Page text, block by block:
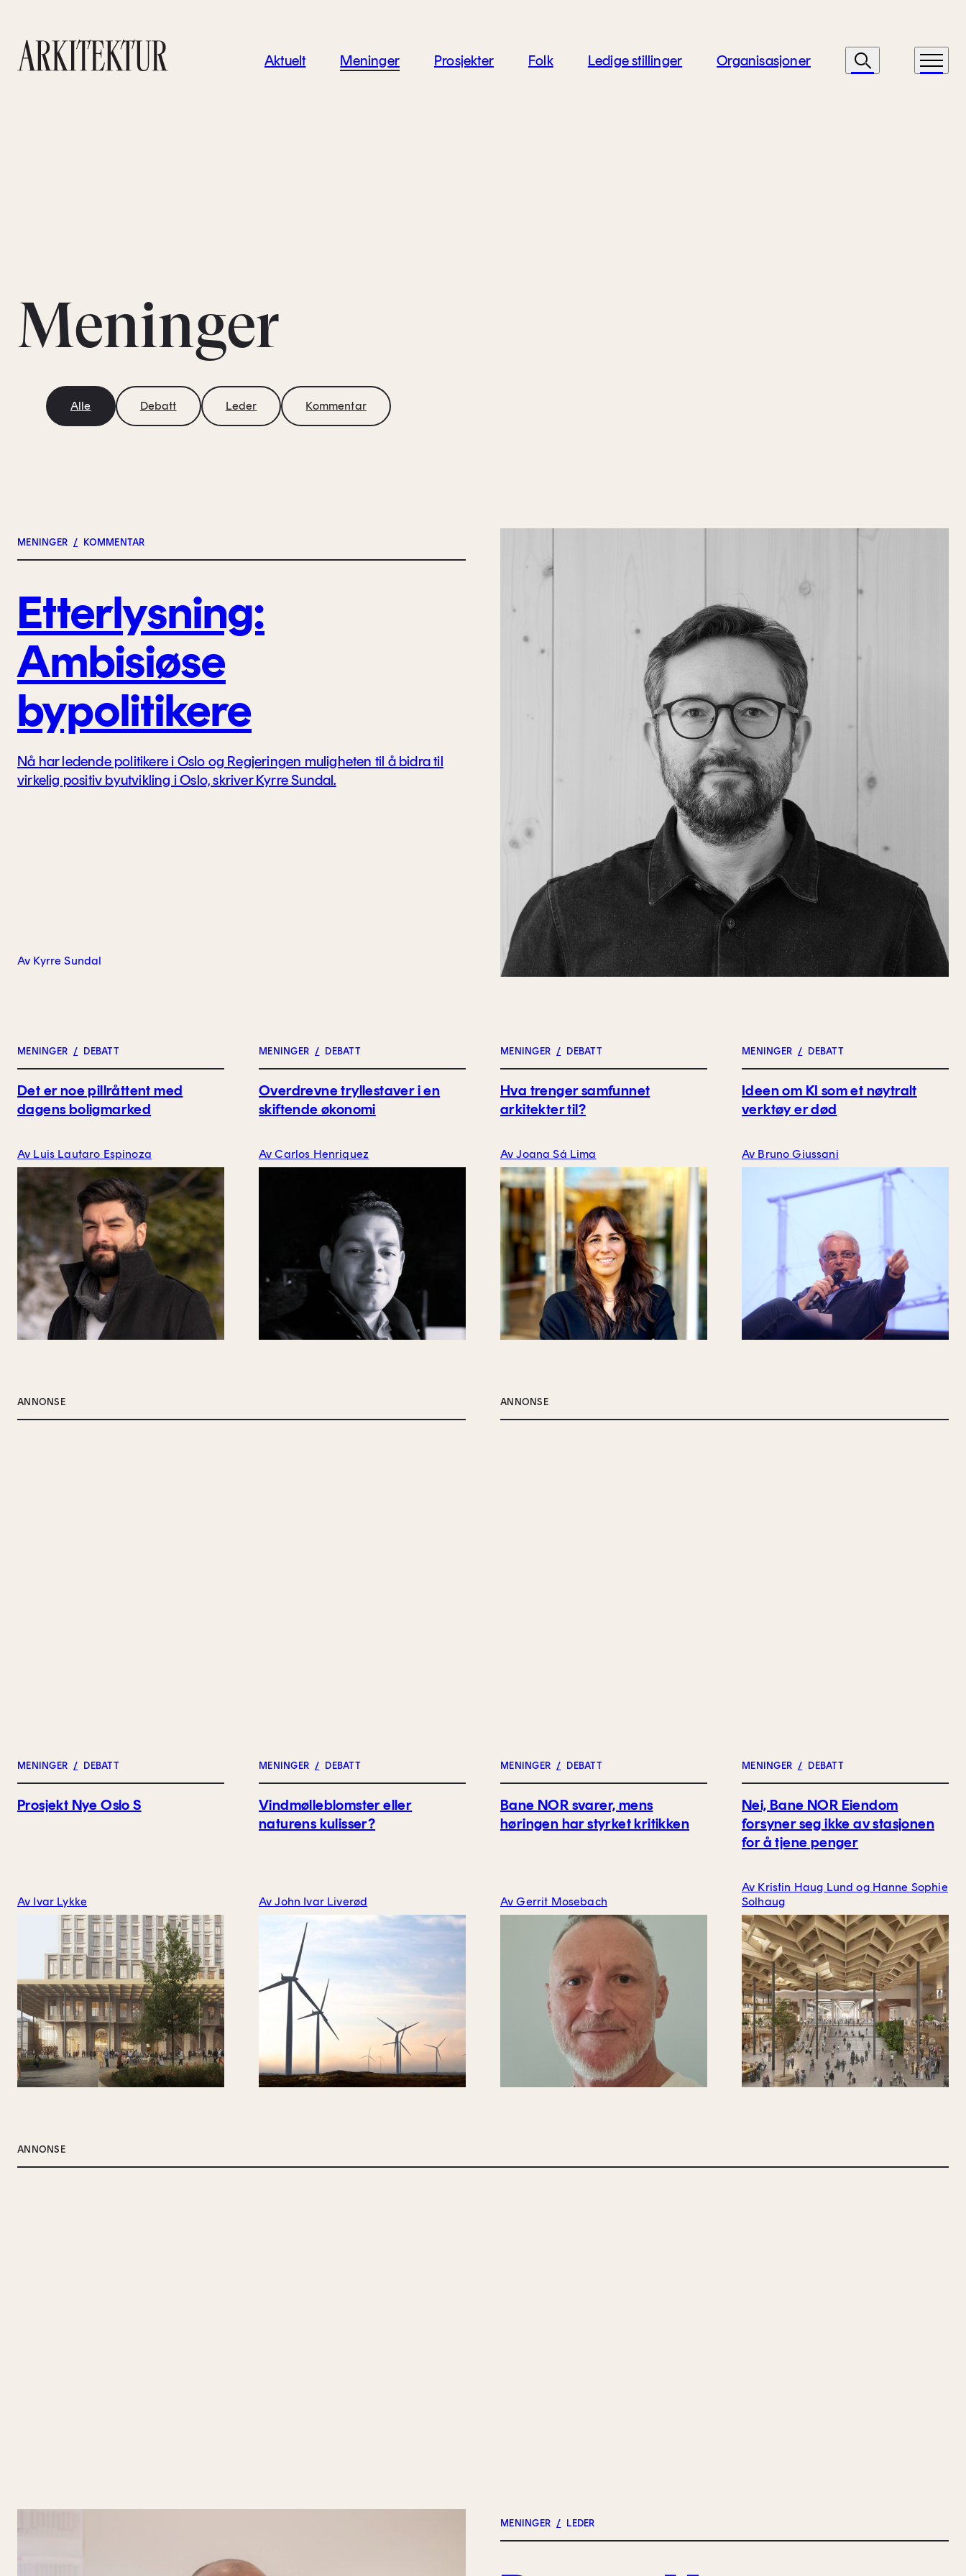
Aktuelt Meninger Prosjekter Folk Ledige stillinger Organisasjoner Søk Meny
Meninger
Alle Debatt Leder Kommentar
MENINGER / KOMMENTAR
Etterlysning:
Ambisiøse
bypolitikere
Nå har ledende politikere i Oslo og Regjeringen muligheten til å bidra til
virkelig positiv byutvikling i Oslo, skriver Kyrre Sundal.
Av Kyrre Sundal
MENINGER / DEBATT
Det er noe pillråttent med
dagens boligmarked
Av Luis Lautaro Espinoza
MENINGER / DEBATT
Overdrevne tryllestaver i en
skiftende økonomi
Av Carlos Henriquez
MENINGER / DEBATT
Hva trenger samfunnet
arkitekter til?
Av Joana Sá Lima
MENINGER / DEBATT
Ideen om KI som et nøytralt
verktøy er død
Av Bruno Giussani
ANNONSE ANNONSE
MENINGER / DEBATT
Prosjekt Nye Oslo S
Av Ivar Lykke
MENINGER / DEBATT
Vindmølleblomster eller
naturens kulisser?
Av John Ivar Liverød
MENINGER / DEBATT
Bane NOR svarer, mens
høringen har styrket kritikken
Av Gerrit Mosebach
MENINGER / DEBATT
Nei, Bane NOR Eiendom
forsyner seg ikke av stasjonen
for å tjene penger
Av Kristin Haug Lund og Hanne Sophie
Solhaug
ANNONSE
MENINGER / LEDER